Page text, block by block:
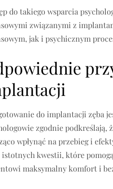
do takiego wsparcia
związanymi z
jak i psychicznym
do implantacji zęba
zgodnie podkreślają,
wpłynąć na przebieg i
kwestii, które
maksymalny komfort i